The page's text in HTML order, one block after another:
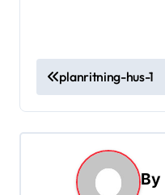
n
planritning-hus-1
By